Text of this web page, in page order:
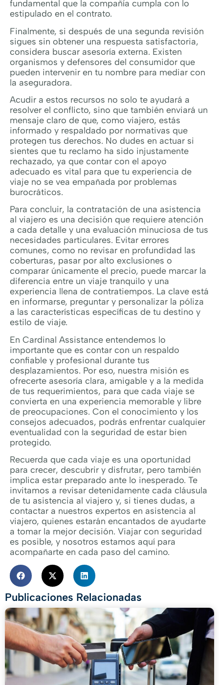
fundamental que la compañía cumpla con lo
estipulado en el contrato.
Finalmente, si después de una segunda revisión
sigues sin obtener una respuesta satisfactoria,
considera buscar asesoría externa. Existen
organismos y defensores del consumidor que
pueden intervenir en tu nombre para mediar con
la aseguradora.
Acudir a estos recursos no solo te ayudará a
resolver el conflicto, sino que también enviará un
mensaje claro de que, como viajero, estás
informado y respaldado por normativas que
protegen tus derechos. No dudes en actuar si
sientes que tu reclamo ha sido injustamente
rechazado, ya que contar con el apoyo
adecuado es vital para que tu experiencia de
viaje no se vea empañada por problemas
burocráticos.
Para concluir, la contratación de una asistencia
al viajero es una decisión que requiere atención
a cada detalle y una evaluación minuciosa de tus
necesidades particulares. Evitar errores
comunes, como no revisar en profundidad las
coberturas, pasar por alto exclusiones o
comparar únicamente el precio, puede marcar la
diferencia entre un viaje tranquilo y una
experiencia llena de contratiempos. La clave está
en informarse, preguntar y personalizar la póliza
a las características específicas de tu destino y
estilo de viaje.
En Cardinal Assistance entendemos lo
importante que es contar con un respaldo
confiable y profesional durante tus
desplazamientos. Por eso, nuestra misión es
ofrecerte asesoría clara, amigable y a la medida
de tus requerimientos, para que cada viaje se
convierta en una experiencia memorable y libre
de preocupaciones. Con el conocimiento y los
consejos adecuados, podrás enfrentar cualquier
eventualidad con la seguridad de estar bien
protegido.
Recuerda que cada viaje es una oportunidad
para crecer, descubrir y disfrutar, pero también
implica estar preparado ante lo inesperado. Te
invitamos a revisar detenidamente cada cláusula
de tu asistencia al viajero y, si tienes dudas, a
contactar a nuestros expertos en asistencia al
viajero, quienes estarán encantados de ayudarte
a tomar la mejor decisión. Viajar con seguridad
es posible, y nosotros estamos aquí para
acompañarte en cada paso del camino.
Publicaciones Relacionadas